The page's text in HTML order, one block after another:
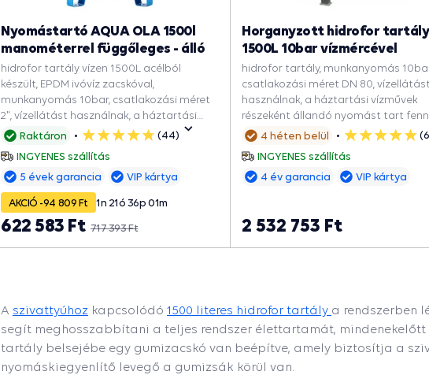
Raktáron
5
csillag
(44)
INGYENES szállítás
Nyomástartó AQUA OLA 1500l
manométerrel függőleges - álló
hidrofor tartály vízen 1500L acélból
készült, EPDM ivóvíz zacskóval,
munkanyomás 10bar, csatlakozási méret
2", vízellátást használnak, a háztartási
vízművek részeként állandó nyomást tart
szivattyúindítások számát és
meghosszabbítja az élettartamát.
5 évek garancia VIP kártya
AKCIÓ -94 809 Ft 1n 21ó36p00m
717 393 Ft
622 583 Ft
4 héten belül
5
csillag
INGYENES szállítás
Horganyzott hidrofor tartály
1500L 10bar vízmércével
hidrofor tartály, munkanyomás
csatlakozási méret DN 80, vízellátást
használnak, a háztartási vízművek
részeként állandó nyomást tart
rendszerben, csökkenti a
meghosszabbítja az élettartamát.
4 év garancia
VIP kártya
2 532 753 Ft
A szivattyúhoz kapcsolódó 1500 literes hidrofor tartály a rendszerben
segít meghosszabbítani a teljes rendszer élettartamát,
tartály belsejébe egy gumizacskó van beépítve, amely biztosítja a
nyomáskiegyenlítő levegő a gumizsák körül van.